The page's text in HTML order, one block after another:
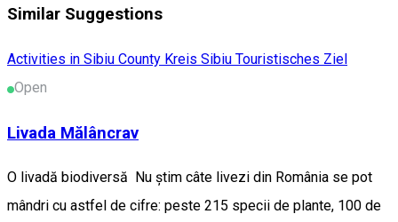
Similar Suggestions
Activities in Sibiu County Kreis Sibiu Touristisches Ziel
Open
Livada Mălâncrav
O livadă biodiversă Nu știm câte livezi din România se pot
mândri cu astfel de cifre: peste 215 specii de plante, 100 de